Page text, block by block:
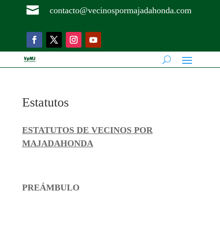
 contacto@vecinospormajadahonda.com
Estatutos
ESTATUTOS DE VECINOS POR
MAJADAHONDA
PREÁMBULO